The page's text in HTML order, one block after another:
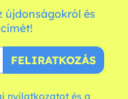
újdonságokról és
FELIRATKOZÁS
nyilatkozatot és a